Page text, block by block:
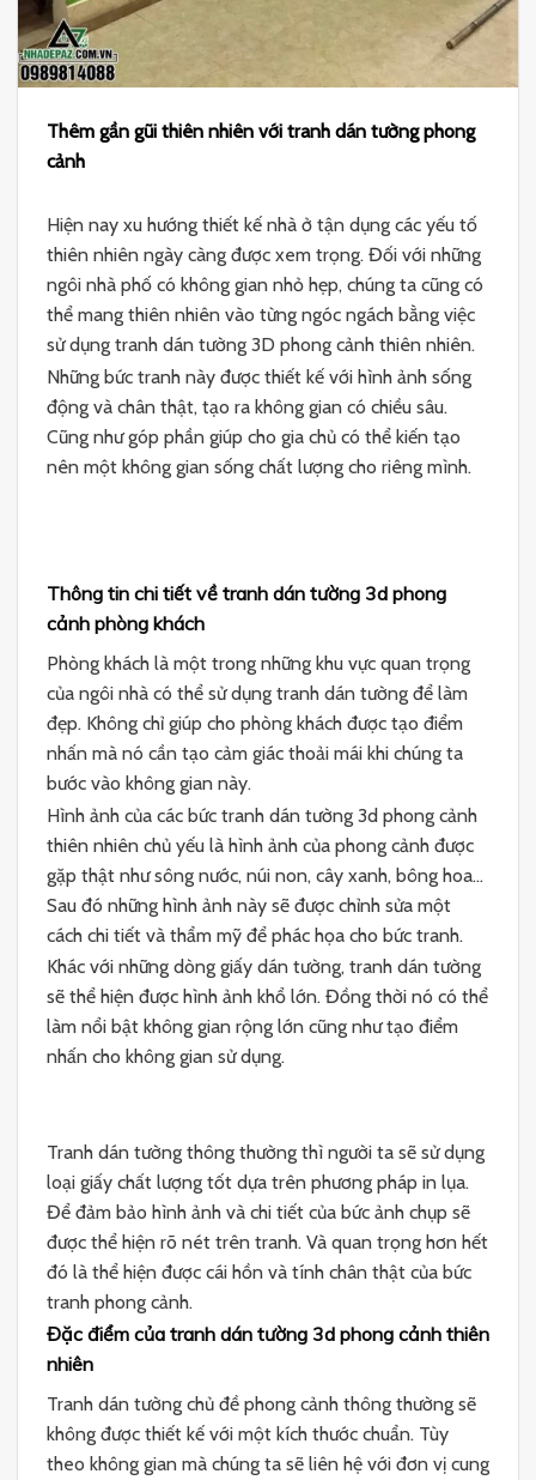
Thêm gần gũi thiên nhiên với tranh dán tường phong
cảnh
Hiện nay xu hướng thiết kế nhà ở tận dụng các yếu tố
thiên nhiên ngày càng được xem trọng. Đối với những
ngôi nhà phố có không gian nhỏ hẹp, chúng ta cũng có
thể mang thiên nhiên vào từng ngóc ngách bằng việc
sử dụng tranh dán tường 3D phong cảnh thiên nhiên.
Những bức tranh này được thiết kế với hình ảnh sống
động và chân thật, tạo ra không gian có chiều sâu.
Cũng như góp phần giúp cho gia chủ có thể kiến tạo
nên một không gian sống chất lượng cho riêng mình.
Thông tin chi tiết về tranh dán tường 3d phong
cảnh phòng khách
Phòng khách là một trong những khu vực quan trọng
của ngôi nhà có thể sử dụng tranh dán tường để làm
đẹp. Không chỉ giúp cho phòng khách được tạo điểm
nhấn mà nó cần tạo cảm giác thoải mái khi chúng ta
bước vào không gian này.
Hình ảnh của các bức tranh dán tường 3d phong cảnh
thiên nhiên chủ yếu là hình ảnh của phong cảnh được
gặp thật như sông nước, núi non, cây xanh, bông hoa…
Sau đó những hình ảnh này sẽ được chỉnh sửa một
cách chi tiết và thẩm mỹ để phác họa cho bức tranh.
Khác với những dòng giấy dán tường, tranh dán tường
sẽ thể hiện được hình ảnh khổ lớn. Đồng thời nó có thể
làm nổi bật không gian rộng lớn cũng như tạo điểm
nhấn cho không gian sử dụng.
Tranh dán tường thông thường thì người ta sẽ sử dụng
loại giấy chất lượng tốt dựa trên phương pháp in lụa.
Để đảm bảo hình ảnh và chi tiết của bức ảnh chụp sẽ
được thể hiện rõ nét trên tranh. Và quan trọng hơn hết
đó là thể hiện được cái hồn và tính chân thật của bức
tranh phong cảnh.
Đặc điểm của tranh dán tường 3d phong cảnh thiên
nhiên
Tranh dán tường chủ đề phong cảnh thông thường sẽ
không được thiết kế với một kích thước chuẩn. Tùy
theo không gian mà chúng ta sẽ liên hệ với đơn vị cung